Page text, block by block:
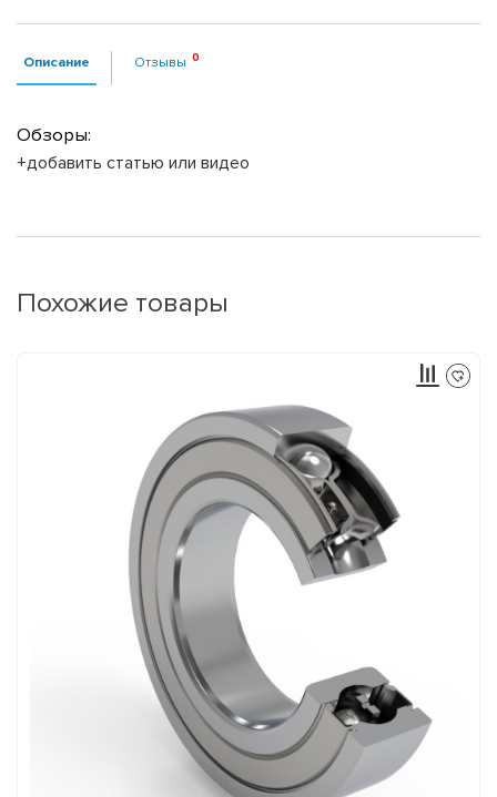
Описание Отзывы
Обзоры:
+добавить статью или видео
Похожие товары